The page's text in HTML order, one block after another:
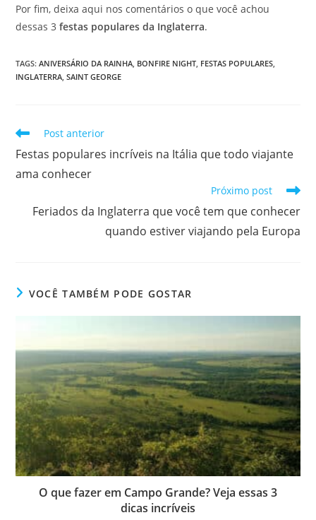
Por fim, deixa aqui nos comentários o que você achou
dessas 3festas populares da Inglaterra.
TAGS:ANIVERSÁRIO DA RAINHA, BONFIRE NIGHT, FESTAS POPULARES,
INGLATERRA, SAINT GEORGE
Leia
artigos
Post anterior
Festas populares incríveis na Itália que todo viajante
ama conhecer
Próximo post
Feriados da Inglaterra que você tem que conhecer
quando estiver viajando pela Europa
VOCÊ TAMBÉM PODE GOSTAR
O que fazer em Campo Grande? Veja essas 3
dicas incríveis